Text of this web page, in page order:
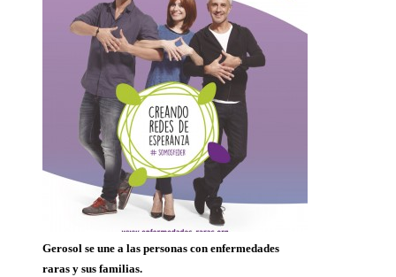
Gerosol se une a las personas con enfermedades
raras y sus familias.